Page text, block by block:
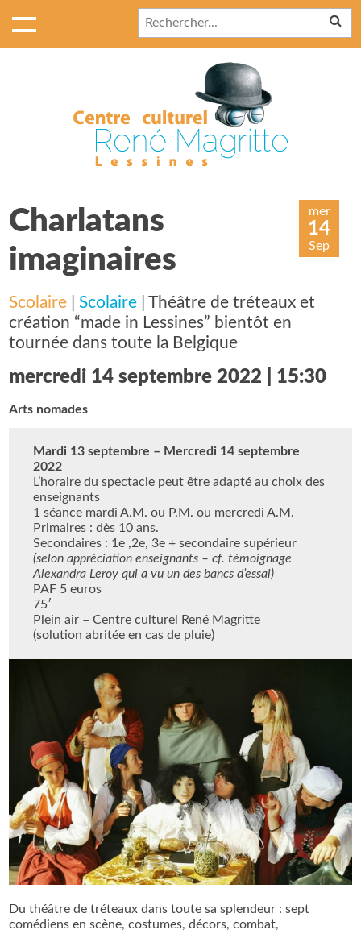
Charlatans
imaginaires
mer
14
Sep
Scolaire |Scolaire | Théâtre de tréteaux et
création “made in Lessines” bientôt en
tournée dans toute la Belgique
mercredi 14 septembre 2022 | 15:30
Arts nomades
Mardi 13 septembre – Mercredi 14 septembre
2022
L’horaire du spectacle peut être adapté au choix des
enseignants
1 séance mardi A.M. ou P.M. ou mercredi A.M.
Primaires : dès 10 ans.
Secondaires : 1e ,2e, 3e + secondaire supérieur
(selon appréciation enseignants – cf. témoignage
Alexandra Leroy qui a vu un des bancs d’essai)
PAF 5 euros
75′
Plein air – Centre culturel René Magritte
(solution abritée en cas de pluie)
Du théâtre de tréteaux dans toute sa splendeur : sept
comédiens en scène, costumes, décors, combat,